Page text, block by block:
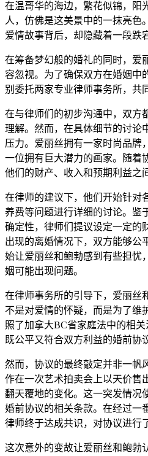
在温哥华的海边，繁花似锦，阳
人，仿佛是这美景中的一抹亮色
爱情故事背后，却隐藏着一段跌
在筹备梦幻般的婚礼的同时，爱
容忽视。为了确保双方在婚姻中
别委托两家专业律师事务所，共
在与律师们的初步沟通中，双方
理解。然而，在具体细节的讨论
压力。爱丽丝拥有一家时尚品牌
一位拥有巨大潜力的画家。随着
他们的财产、收入和预期利益之
在律师的建议下，他们开始针对
养费等问题进行详细的讨论。鉴
确定性，律师们提议设定一定的
出现的离婚情况下，双方能够公
始让爱丽丝和鲍勃感到有些担忧
姻可能出现问题。
在律师事务所的引导下，爱丽丝
不是对爱情的怀疑，而是为了维
照了加拿大BC省家庭法中的相
既公平又符合双方利益的婚前协
然而，协议的最终敲定并非一帆
作在一次艺术拍卖会上以天价售
翻天覆地的变化。这一突发情况
婚前协议的相关条款。在经过一
律师终于达成共识，对协议进行
这次意外的变故让爱丽丝和鲍勃